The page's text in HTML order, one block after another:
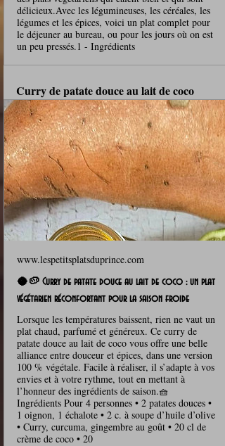
délicieux.Avec les légumineuses, les céréales, les
légumes et les épices, voici un plat complet pour
le déjeuner au bureau, ou pour les jours où on est
un peu pressés.1 - Ingrédients
Curry de patate douce au lait de coco
www.lespetitsplatsduprince.com
🥥🥔 Curry de patate douce au lait de coco : un plat
végétarien réconfortant pour la saison froide
Lorsque les températures baissent, rien ne vaut un
plat chaud, parfumé et généreux. Ce curry de
patate douce au lait de coco vous offre une belle
alliance entre douceur et épices, dans une version
100 % végétale. Facile à réaliser, il s’adapte à vos
envies et à votre rythme, tout en mettant à
l’honneur des ingrédients de saison.🧺
Ingrédients Pour 4 personnes • 2 patates douces •
1 oignon, 1 échalote • 2 c. à soupe d’huile d’olive
• Curry, curcuma, gingembre au goût • 20 cl de
crème de coco • 20